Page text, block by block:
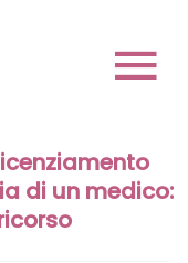
di un medico: